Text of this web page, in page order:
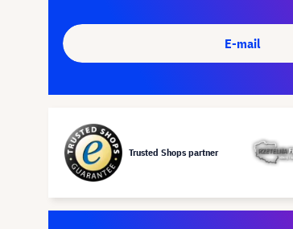
E-mail
Trusted Shops partner